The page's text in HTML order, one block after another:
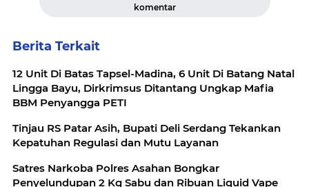
komentar
Berita Terkait
‎12 Unit Di Batas Tapsel-Madina, 6 Unit Di Batang Natal
Lingga Bayu, Dirkrimsus Ditantang Ungkap Mafia
BBM Penyangga PETI
Tinjau RS Patar Asih, Bupati Deli Serdang Tekankan
Kepatuhan Regulasi dan Mutu Layanan
Satres Narkoba Polres Asahan Bongkar
Penyelundupan 2 Kg Sabu dan Ribuan Liquid Vape